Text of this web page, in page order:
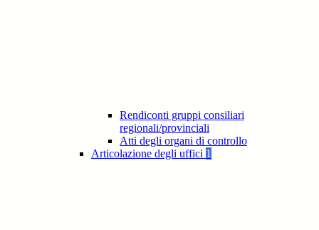
Rendiconti gruppi consiliari
regionali/provinciali
Atti degli organi di controllo
Articolazione degli uffici 1